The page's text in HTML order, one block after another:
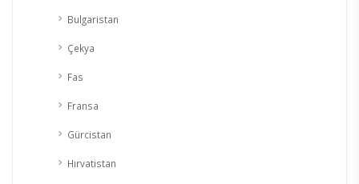
Bulgaristan
Çekya
Fas
Fransa
Gürcistan
Hırvatistan